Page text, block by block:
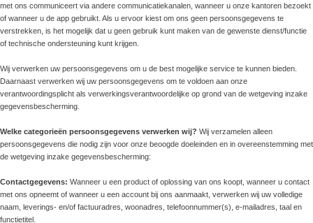
met ons communiceert via andere communicatiekanalen, wanneer u onze kantoren bezoekt
of wanneer u de app gebruikt. Als u ervoor kiest om ons geen persoonsgegevens te
verstrekken, is het mogelijk dat u geen gebruik kunt maken van de gewenste dienst/functie
of technische ondersteuning kunt krijgen.
Wij verwerken uw persoonsgegevens om u de best mogelijke service te kunnen bieden.
Daarnaast verwerken wij uw persoonsgegevens om te voldoen aan onze
verantwoordingsplicht als verwerkingsverantwoordelijke op grond van de wetgeving inzake
gegevensbescherming.
Welke categorieën persoonsgegevens verwerken wij? Wij verzamelen alleen
persoonsgegevens die nodig zijn voor onze beoogde doeleinden en in overeenstemming met
de wetgeving inzake gegevensbescherming:
Contactgegevens: Wanneer u een product of oplossing van ons koopt, wanneer u contact
met ons opneemt of wanneer u een account bij ons aanmaakt, verwerken wij uw volledige
naam, leverings- en/of factuuradres, woonadres, telefoonnummer(s), e-mailadres, taal en
functietitel.